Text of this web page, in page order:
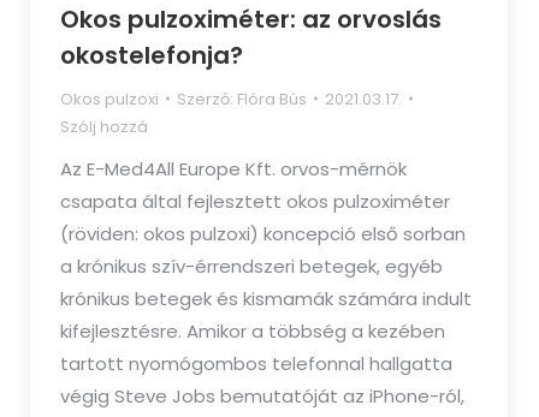
Okos pulzoximéter: az orvoslás
okostelefonja?​
Okos pulzoxi Szerző: Flóra Bús
2021.03.17.
Szólj hozzá
Az E-Med4All Europe Kft. orvos-mérnök
csapata által fejlesztett okos pulzoximéter
(röviden: okos pulzoxi) koncepció első sorban
a krónikus szív-érrendszeri betegek, egyéb
krónikus betegek és kismamák számára indult
kifejlesztésre. Amikor a többség a kezében
tartott nyomógombos telefonnal hallgatta
végig Steve Jobs bemutatóját az iPhone-ról,